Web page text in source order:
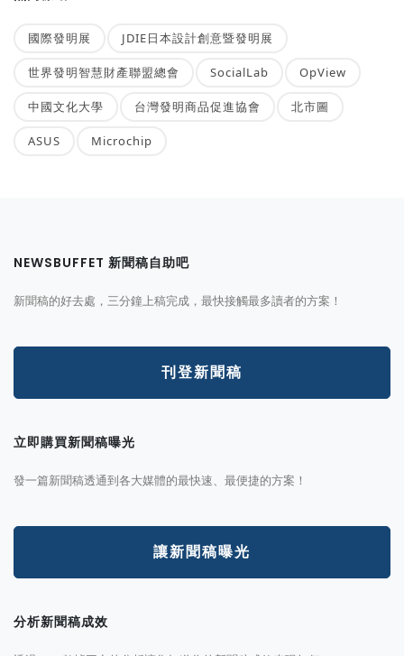
國際發明展 JDIE日本設計創意暨發明展
世界發明智慧財產聯盟總會 SocialLab OpView
中國文化大學 台灣發明商品促進協會 北市圖
ASUS Microchip
NEWSBUFFET 新聞稿自助吧
新聞稿的好去處，三分鐘上稿完成，最快接觸最多讀者的方案！
刊登新聞稿
立即購買新聞稿曝光
發一篇新聞稿透通到各大媒體的最快速、最便捷的方案！
讓新聞稿曝光
分析新聞稿成效